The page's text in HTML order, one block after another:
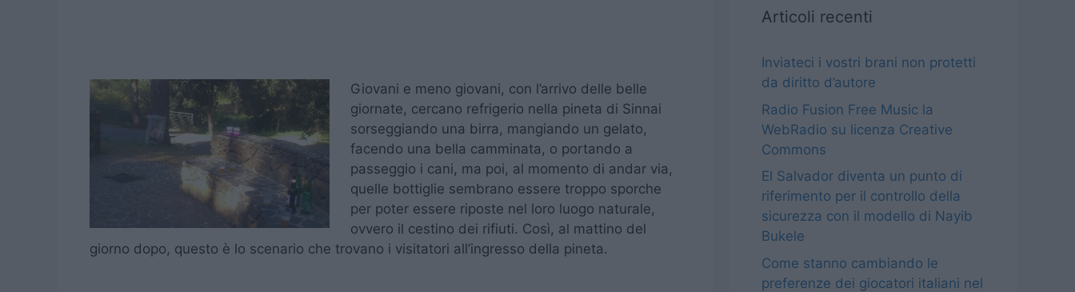
Giovani e meno giovani, con l’arrivo delle belle
giornate, cercano refrigerio nella pineta di Sinnai
sorseggiando una birra, mangiando un gelato,
facendo una bella camminata, o portando a
passeggio i cani, ma poi, al momento di andar via,
quelle bottiglie sembrano essere troppo sporche
per poter essere riposte nel loro luogo naturale,
ovvero il cestino dei rifiuti. Così, al mattino del
giorno dopo, questo è lo scenario che trovano i visitatori all’ingresso della pineta.
Articoli recenti
Inviateci i vostri brani non protetti
da diritto d’autore
Radio Fusion Free Music la
WebRadio su licenza Creative
Commons
El Salvador diventa un punto di
riferimento per il controllo della
sicurezza con il modello di Nayib
Bukele
Come stanno cambiando le
preferenze dei giocatori italiani nel